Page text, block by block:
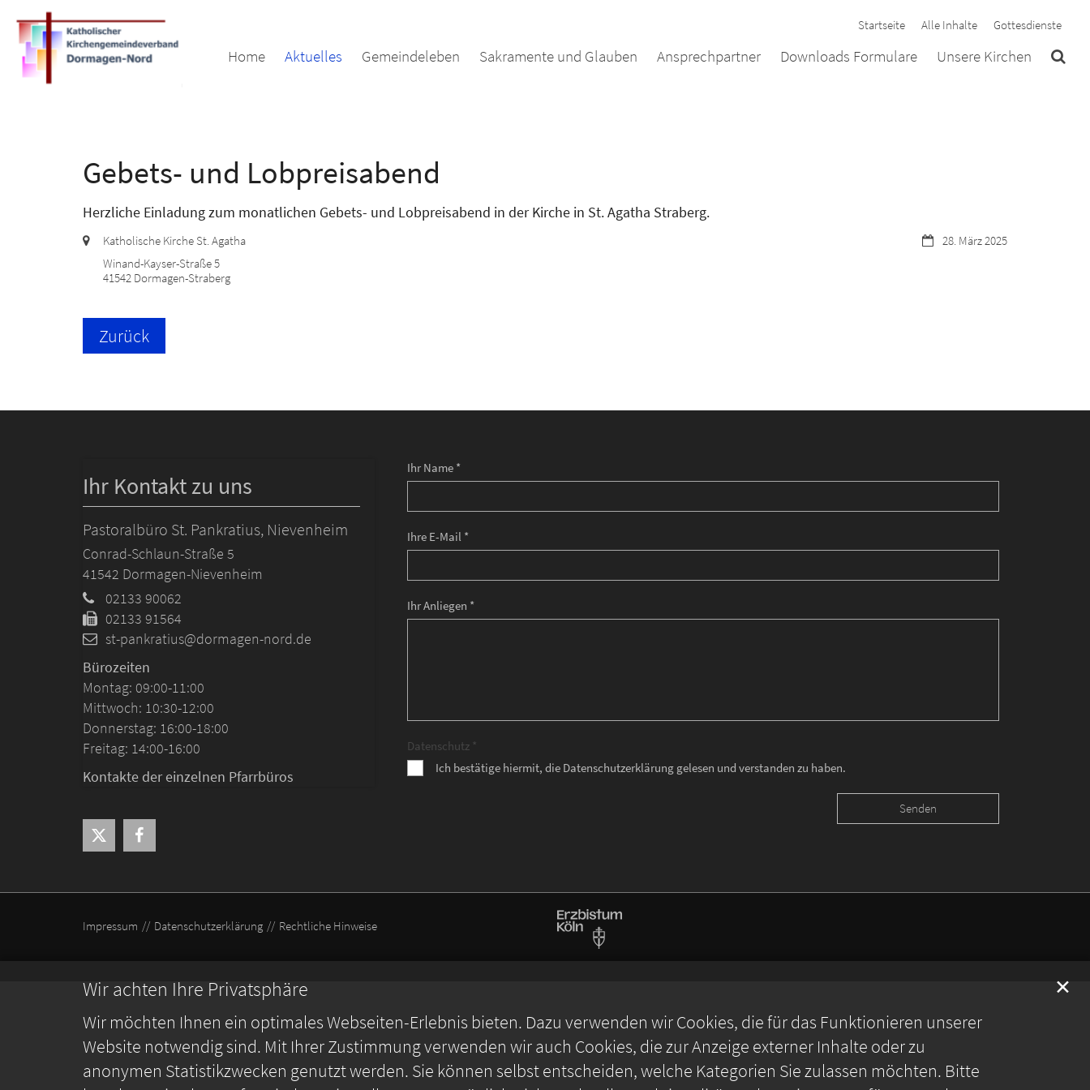
Wir achten Ihre Privatsphäre
Wir möchten Ihnen ein optimales Webseiten-Erlebnis bieten. Dazu verwenden wir Cookies, die für das Funktionieren unserer
Website notwendig sind. Mit Ihrer Zustimmung verwenden wir auch Cookies, die zur Anzeige externer Inhalte oder zu
anonymen Statistikzwecken genutzt werden. Sie können selbst entscheiden, welche Kategorien Sie zulassen möchten. Bitte
✕
Zum Inhalt springen
Startseite Alle Inhalte Gottesdienste
Home Aktuelles Gemeindeleben Sakramente und Glauben Ansprechpartner Downloads Formulare Unsere Kirchen
Gebets- und Lobpreisabend
Herzliche Einladung zum monatlichen Gebets- und Lobpreisabend in der Kirche in St. Agatha Straberg.
Datum:28. März 2025
Ort:
Katholische Kirche St. Agatha
Winand-Kayser-Straße 5
41542 Dormagen-Straberg
Zurück
Ihr Name *
Ihre E-Mail *
Ihr Anliegen *
Datenschutz *
Ich bestätige hiermit, die Datenschutzerklärung gelesen und verstanden zu haben.
Ihr Kontakt zu uns
Pastoralbüro St. Pankratius, Nievenheim
Conrad-Schlaun-Straße 5
41542 Dormagen-Nievenheim
02133 90062
02133 91564
st-pankratius@dormagen-nord.de
Bürozeiten
Montag: 09:00-11:00
Mittwoch: 10:30-12:00
Donnerstag: 16:00-18:00
Freitag: 14:00-16:00
Kontakte der einzelnen Pfarrbüros
Impressum Datenschutzerklärung Rechtliche Hinweise